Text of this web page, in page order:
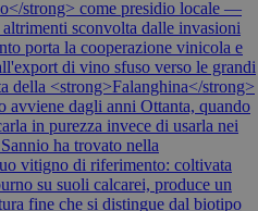
strong> come presidio locale —
sconvolta dalle invasioni
porta la cooperazione vinicola e
di vino sfuso verso le grandi
della <strong>Falanghina</strong>
avviene dagli anni Ottanta, quando
in purezza invece di usarla nei
ha trovato nella
vitigno di riferimento: coltivata
su suoli calcarei, produce un
fine che si distingue dal biotipo